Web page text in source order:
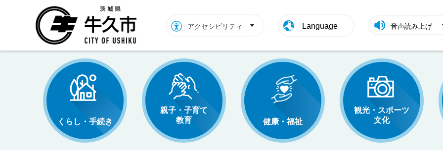
アクセシビリティ Language 音声読み上げ
くらし・手続き
親子・子育て
教育
健康・福祉
観光・スポーツ
文化